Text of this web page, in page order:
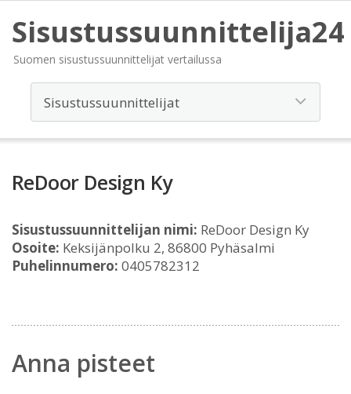
Sisustussuunnittelija24
Suomen sisustussuunnittelijat vertailussa
ReDoor Design Ky
Sisustussuunnittelijan nimi: ReDoor Design Ky
Osoite: Keksijänpolku 2, 86800 Pyhäsalmi
Puhelinnumero: 0405782312
Anna pisteet